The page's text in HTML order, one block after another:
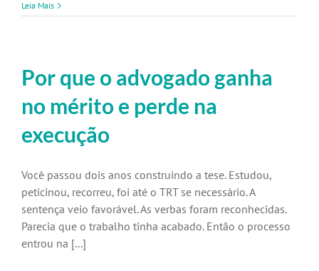
Leia Mais
Por que o advogado ganha
no mérito e perde na
execução
Você passou dois anos construindo a tese. Estudou,
peticinou, recorreu, foi até o TRT se necessário. A
sentença veio favorável. As verbas foram reconhecidas.
Parecia que o trabalho tinha acabado. Então o processo
entrou na [...]